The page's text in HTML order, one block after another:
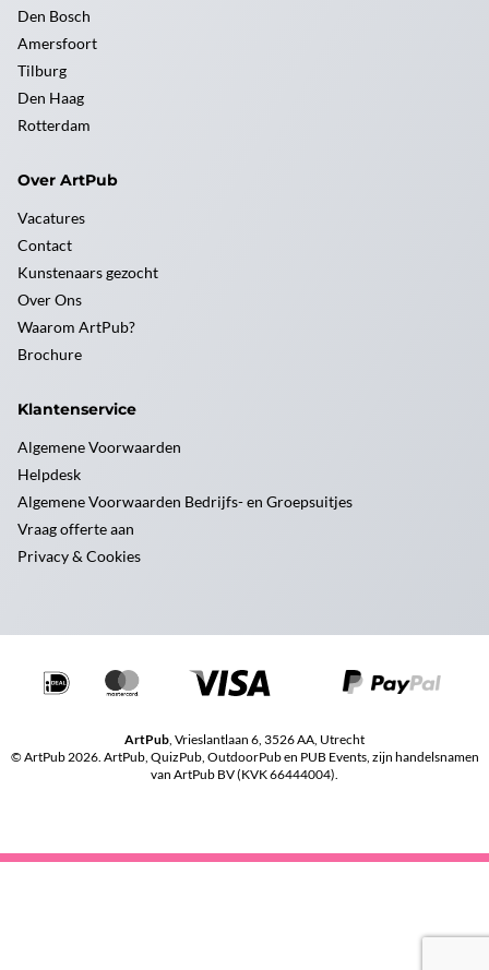
Den Bosch
Amersfoort
Tilburg
Den Haag
Rotterdam
Over ArtPub
Vacatures
Contact
Kunstenaars gezocht
Over Ons
Waarom ArtPub?
Brochure
Klantenservice
Algemene Voorwaarden
Helpdesk
Algemene Voorwaarden Bedrijfs- en Groepsuitjes
Vraag offerte aan
Privacy & Cookies
ArtPub, Vrieslantlaan 6, 3526 AA, Utrecht
© ArtPub 2026. ArtPub, QuizPub, OutdoorPub en PUB Events, zijn handelsnamen
van ArtPub BV (KVK 66444004).